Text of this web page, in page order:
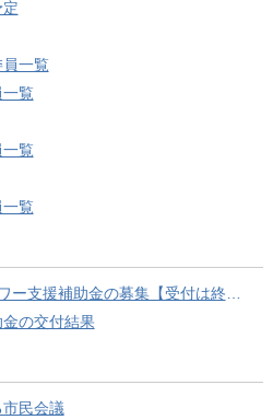
一覧
覧
覧
覧
助金の募集【受付は終了しました。】
の交付結果
民会議